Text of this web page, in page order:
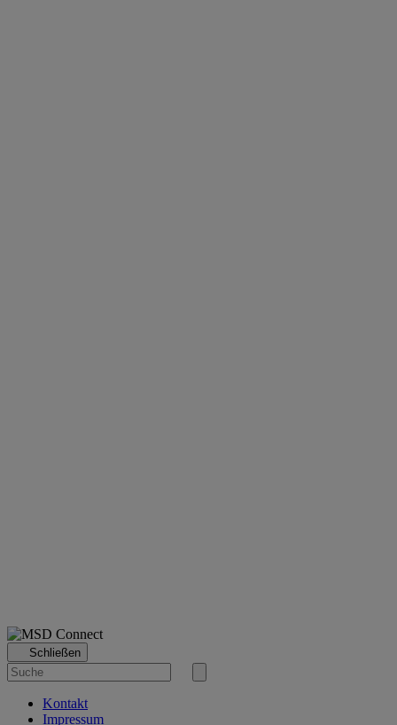
Schließen
Suche
nach
Suche
Kontakt
Impressum